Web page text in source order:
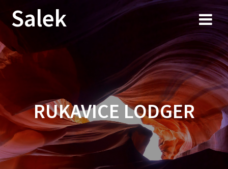
Przejdź
do
Salek
RUKAVICE LODGER